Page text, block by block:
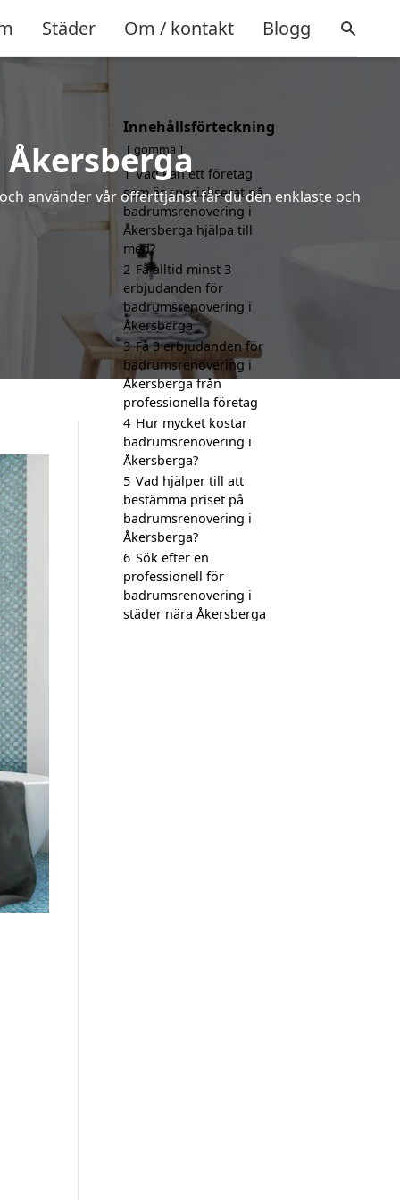
Städer Om / kontakt Blogg
använder vår offerttjänst får du den enklaste och
Innehållsförteckning
gömma
1 Vad kan ett företag
som är specialiserat på
badrumsrenovering i
Åkersberga hjälpa till
med?
2 Få alltid minst 3
erbjudanden för
badrumsrenovering i
Åkersberga
3 Få 3 erbjudanden för
badrumsrenovering i
Åkersberga från
professionella företag
4 Hur mycket kostar
badrumsrenovering i
Åkersberga?
5 Vad hjälper till att
bestämma priset på
badrumsrenovering i
Åkersberga?
6 Sök efter en
professionell för
badrumsrenovering i
städer nära Åkersberga